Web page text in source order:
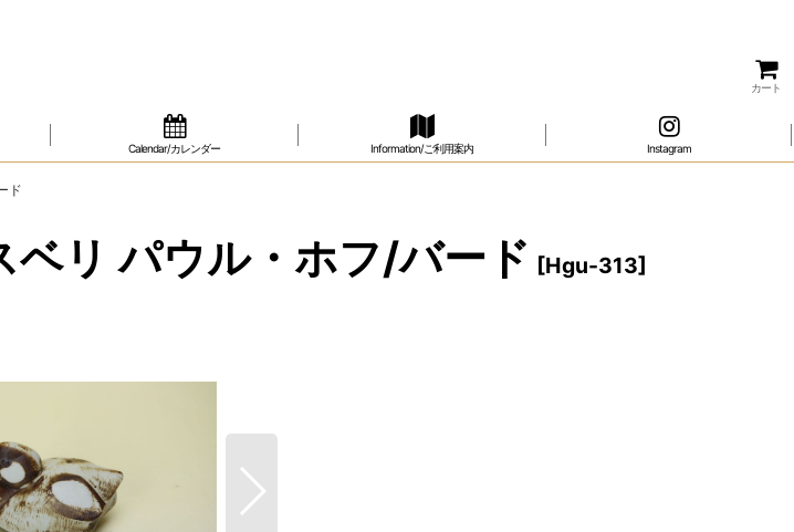
カート
Calendar/カレンダー Information/ご利用案内 Instagram
ド
リ パウル・ホフ/バード [Hgu-313]